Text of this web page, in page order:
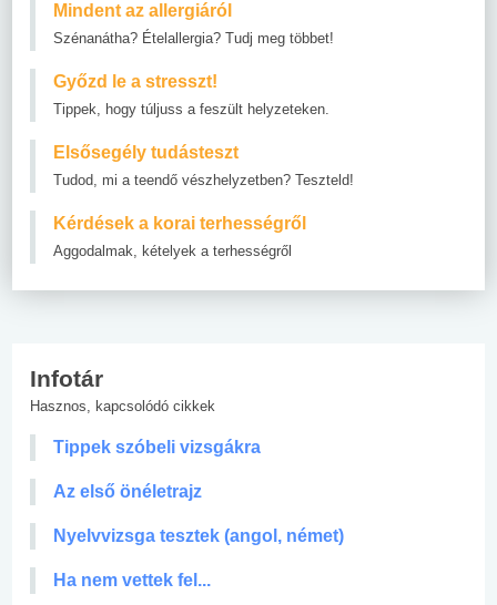
Mindent az allergiáról
Szénanátha? Ételallergia? Tudj meg többet!
Győzd le a stresszt!
Tippek, hogy túljuss a feszült helyzeteken.
Elsősegély tudásteszt
Tudod, mi a teendő vészhelyzetben? Teszteld!
Kérdések a korai terhességről
Aggodalmak, kételyek a terhességről
Infotár
Hasznos, kapcsolódó cikkek
Tippek szóbeli vizsgákra
Az első önéletrajz
Nyelvvizsga tesztek (angol, német)
Ha nem vettek fel...